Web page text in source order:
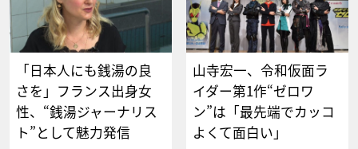
「日本人にも銭湯の良
さを」フランス出身女
性、“銭湯ジャーナリス
ト”として魅力発信
山寺宏一、令和仮面ラ
イダー第1作“ゼロワ
ン”は「最先端でカッコ
よくて面白い」